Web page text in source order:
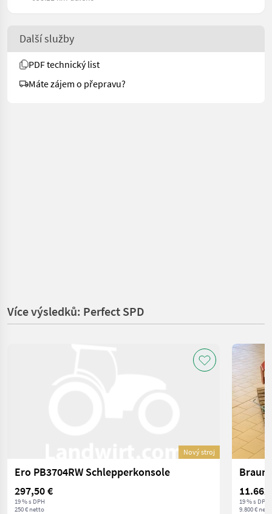
Další služby
PDF technický list
Máte zájem o přepravu?
Více výsledků: Perfect SPD
Nový stroj
Ero PB3704RW Schlepperkonsole
297,50 €
19 % s DPH
250 € netto
Braun
11.662
19 % s DPH
9.800 €